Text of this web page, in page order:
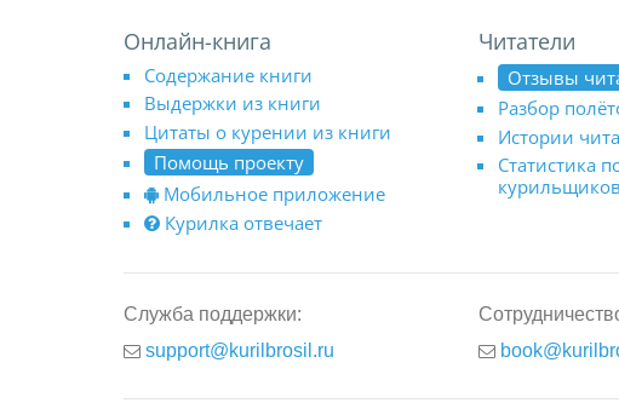
Онлайн-книга
Содержание книги
Выдержки из книги
Цитаты о курении из книги
Помощь проекту
Мобильное приложение
Курилка отвечает
Читатели
Отзывы
Разбор
Истории
Статистика
курильщиков
Служба поддержки:
support@kurilbrosil.ru